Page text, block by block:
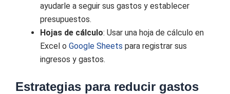
ayudarle a seguir sus gastos y establecer
presupuestos.
Hojas de cálculo: Usar una hoja de cálculo en
Excel o Google Sheets para registrar sus
ingresos y gastos.
Estrategias para reducir gastos